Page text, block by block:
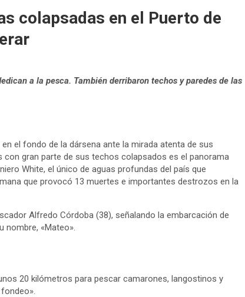
colapsadas en el Puerto de
a la pesca. También derribaron techos y paredes de las
el fondo de la dársena ante la mirada atenta de sus
gran parte de sus techos colapsados es el panorama
White, el único de aguas profundas del país que
que provocó 13 muertes e importantes destrozos en la
Alfredo Córdoba (38), señalando la embarcación de
nombre, «Mateo».
20 kilómetros para pescar camarones, langostinos y